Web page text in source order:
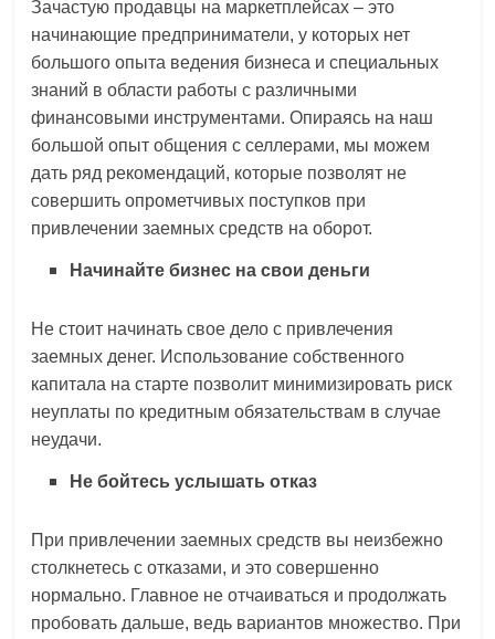
Зачастую продавцы на маркетплейсах – это
начинающие предприниматели, у которых нет
большого опыта ведения бизнеса и специальных
знаний в области работы с различными
финансовыми инструментами. Опираясь на наш
большой опыт общения с селлерами, мы можем
дать ряд рекомендаций, которые позволят не
совершить опрометчивых поступков при
привлечении заемных средств на оборот.
Начинайте бизнес на свои деньги
Не стоит начинать свое дело с привлечения
заемных денег. Использование собственного
капитала на старте позволит минимизировать риск
неуплаты по кредитным обязательствам в случае
неудачи.
Не бойтесь услышать отказ
При привлечении заемных средств вы неизбежно
столкнетесь с отказами, и это совершенно
нормально. Главное не отчаиваться и продолжать
пробовать дальше, ведь вариантов множество. При